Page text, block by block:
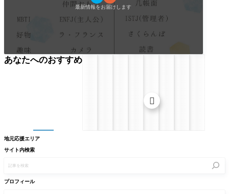
最新情報をお届けします
地元応援エリア
サイト内検索
検
プロフィール
あなたへのおすすめ
